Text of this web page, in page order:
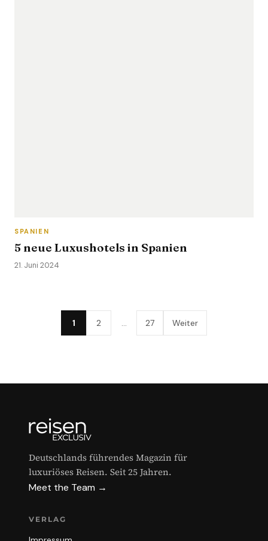
SPANIEN
5 neue Luxushotels in Spanien
21. Juni 2024
1 2 27 Weiter
Deutschlands führendes Magazin für
luxuriöses Reisen. Seit 25 Jahren.
Meet the Team →
VERLAG